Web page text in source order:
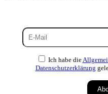
Ich habe die
Datenschutzerklärung